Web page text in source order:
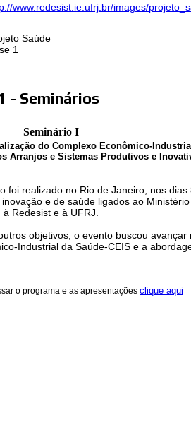
www.redesist.ie.ufrj.br/images/
Saúde
1
- Seminários
Seminário I
do Complexo Econômico-
Arranjos e Sistemas Produtivos e
foi realizado no Rio de Janeiro, nos
e de saúde ligados ao
à Redesist e à UFRJ.
objetivos, o evento buscou
Industrial da Saúde-CEIS e a
o programa e as apresentações clique aqui